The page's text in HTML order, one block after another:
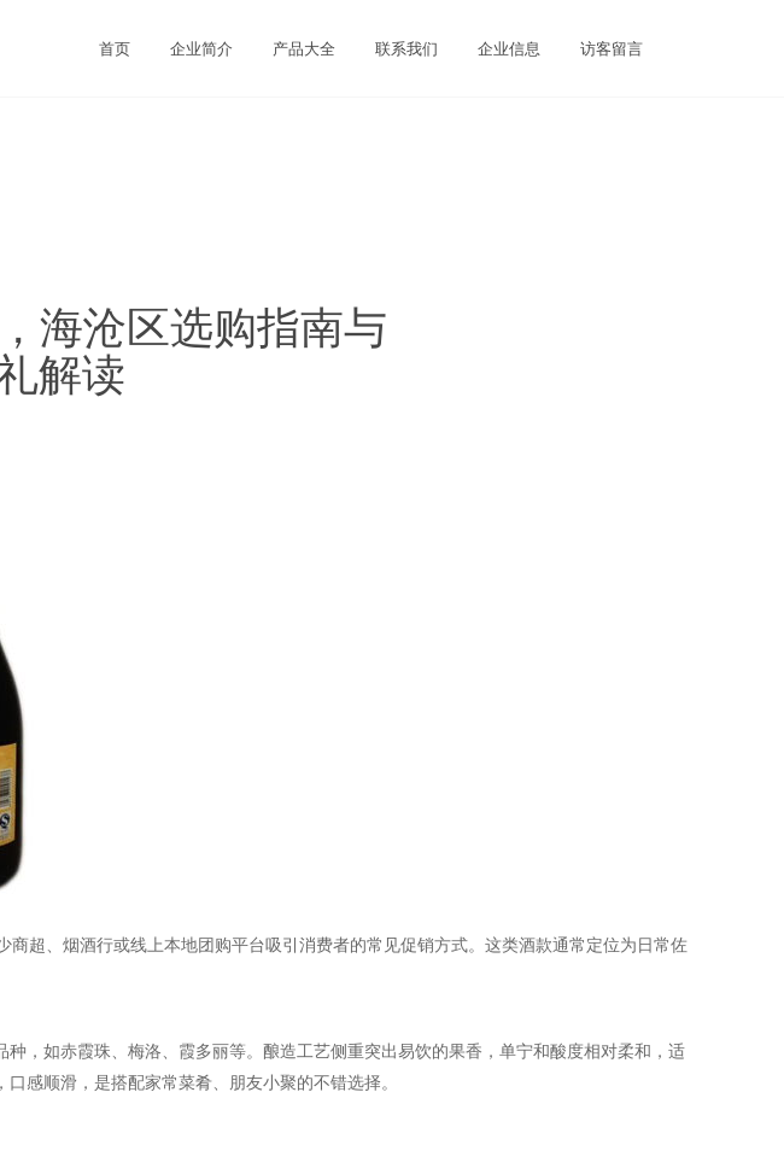
首页 企业简介 产品大全 联系我们 企业信息 访客留言
海沧区选购指南与
解读
超、烟酒行或线上本地团购平台吸引消费者的常见促销方式。这类酒款通常定位为日常佐
，如赤霞珠、梅洛、霞多丽等。酿造工艺侧重突出易饮的果香，单宁和酸度相对柔和，适
感顺滑，是搭配家常菜肴、朋友小聚的不错选择。